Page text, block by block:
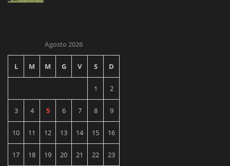
Agosto 2026
L M M G V S D
1 2
3 4 5 6 7 8 9
10 11 12 13 14 15 16
17 18 19 20 21 22 23